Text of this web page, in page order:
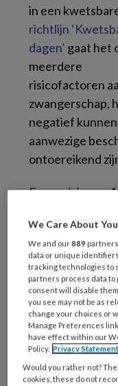
in een
richtlijn
dagen’ gaat het
meerdere
risicofactoren
zwangerschap,
negatief
aanwezige
ontoereikend
Een meisje van
alcoholist is.
familie en
steeds meer
psychische
voelt als ze
jonge moeder
verwaarloosd is
therapie volgt
met haar
We Care About
We and our889
data or unique
tracking technologies to
partners process data
consent will disable
you see may not be as
change your choices or
Manage Preferences
have effect within our
Policy. Privacy Statement
Would you rather not?
cookies, these do not